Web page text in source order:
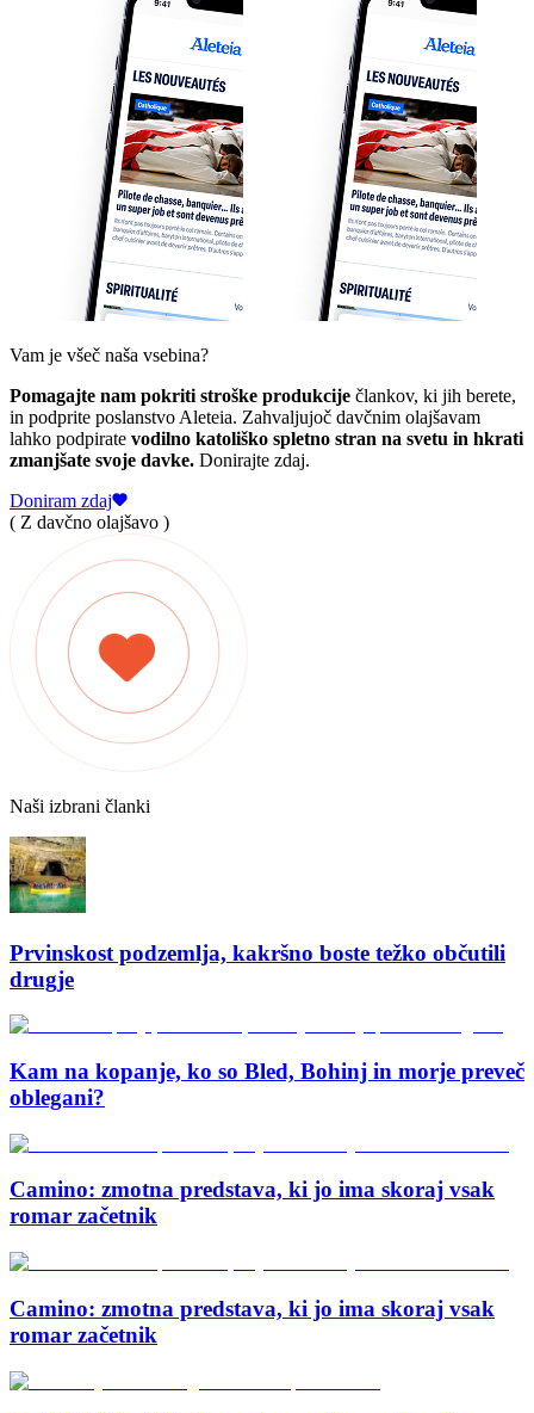
Vam je všeč naša vsebina?
Pomagajte nam pokriti stroške produkcije člankov, ki jih berete,
in podprite poslanstvo Aleteia. Zahvaljujoč davčnim olajšavam
lahko podpirate vodilno katoliško spletno stran na svetu in hkrati
zmanjšate svoje davke. Donirajte zdaj.
Doniram zdaj
( Z davčno olajšavo )
Naši izbrani članki
Prvinskost podzemlja, kakršno boste težko občutili
drugje
Kam na kopanje, ko so Bled, Bohinj in morje preveč
oblegani?
Camino: zmotna predstava, ki jo ima skoraj vsak
romar začetnik
Camino: zmotna predstava, ki jo ima skoraj vsak
romar začetnik